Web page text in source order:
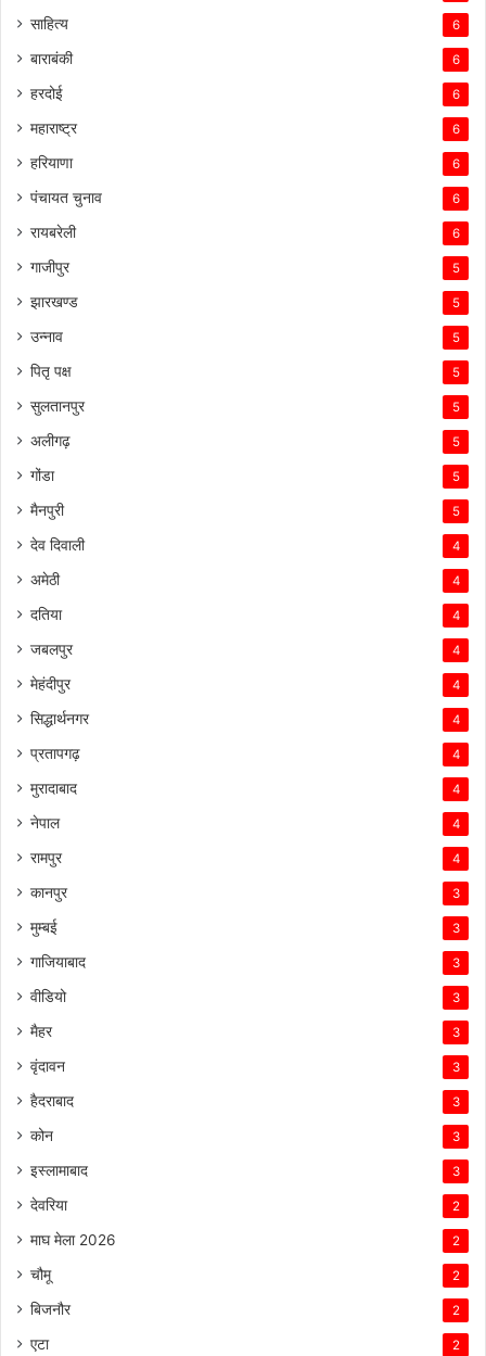
साहित्य 6
बाराबंकी 6
हरदोई 6
महाराष्ट्र 6
हरियाणा 6
पंचायत चुनाव 6
रायबरेली 6
गाजीपुर 5
झारखण्ड 5
उन्नाव 5
पितृ पक्ष 5
सुलतानपुर 5
अलीगढ़ 5
गोंडा 5
मैनपुरी 5
देव दिवाली 4
अमेठी 4
दतिया 4
जबलपुर 4
मेहंदीपुर 4
सिद्धार्थनगर 4
प्रतापगढ़ 4
मुरादाबाद 4
नेपाल 4
रामपुर 4
कानपुर 3
मुम्बई 3
गाजियाबाद 3
वीडियो 3
मैहर 3
वृंदावन 3
हैदराबाद 3
कोन 3
इस्लामाबाद 3
देवरिया 2
माघ मेला 2026 2
चौमू 2
बिजनौर 2
एटा 2